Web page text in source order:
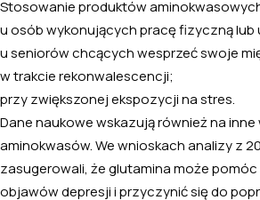
Stosowanie produktów
u osób wykonujących pracę fizyczną lub
u seniorów chcących wesprzeć swoje
w trakcie rekonwalescencji;
przy zwiększonej ekspozycji na stres.
Dane naukowe wskazują również na inne
aminokwasów. We wnioskach analizy z
zasugerowali, że glutamina może pomóc
objawów depresji i przyczynić się do